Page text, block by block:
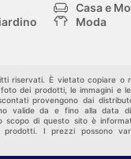
Casa e
Moda
riservati. È vietato copiare o
dei prodotti, le immagini e
provengono dai
valide da e fino alla data
scopo di questo sito è
I prezzi possono